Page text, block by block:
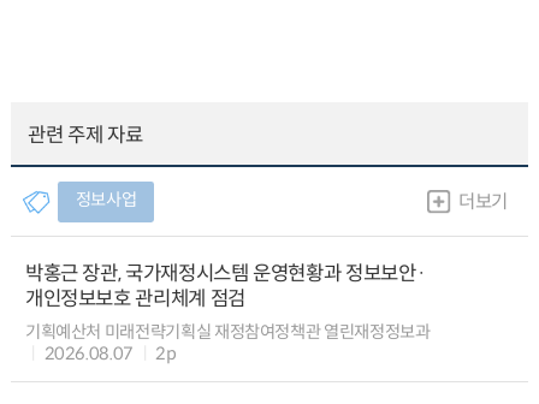
관련 주제 자료
정보사업 더보기
박홍근 장관, 국가재정시스템 운영현황과 정보보안·
개인정보보호 관리체계 점검
기획예산처 미래전략기획실 재정참여정책관 열린재정정보과
2026.08.07
2p